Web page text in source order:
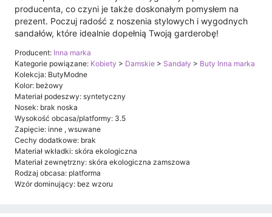
producenta, co czyni je także doskonałym pomysłem na
prezent. Poczuj radość z noszenia stylowych i wygodnych
sandałów, które idealnie dopełnią Twoją garderobę!
Producent: Inna marka
Kategorie powiązane: Kobiety > Damskie > Sandały > Buty Inna marka
Kolekcja: ButyModne
Kolor: beżowy
Materiał podeszwy: syntetyczny
Nosek: brak noska
Wysokość obcasa/platformy: 3.5
Zapięcie: inne , wsuwane
Cechy dodatkowe: brak
Materiał wkładki: skóra ekologiczna
Materiał zewnętrzny: skóra ekologiczna zamszowa
Rodzaj obcasa: platforma
Wzór dominujący: bez wzoru